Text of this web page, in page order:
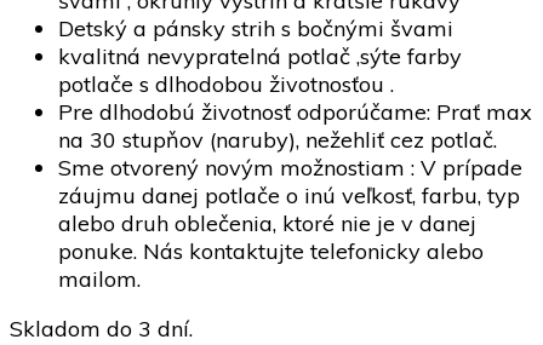
Detský a pánsky strih s bočnými švami
kvalitná nevypratelná potlač ,sýte farby
potlače s dlhodobou životnosťou .
Pre dlhodobú životnosť odporúčame: Prať max
na 30 stupňov (naruby), nežehliť cez potlač.
Sme otvorený novým možnostiam : V prípade
záujmu danej potlače o inú veľkosť, farbu, typ
alebo druh oblečenia, ktoré nie je v danej
ponuke. Nás kontaktujte telefonicky alebo
mailom.
Skladom do 3 dní.